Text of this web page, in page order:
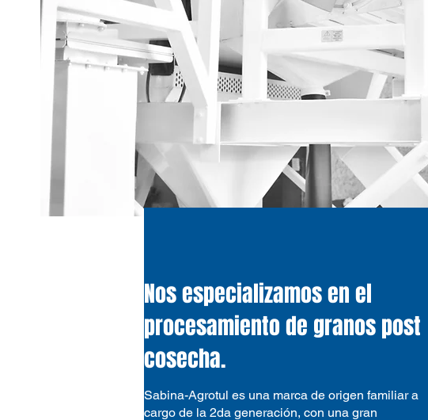
Nos especializamos en el
procesamiento de granos post
cosecha.
Sabina-Agrotul es una marca de origen familiar a
cargo de la 2da generación, con una gran